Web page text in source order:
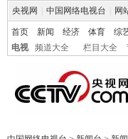
央视网 中国网络电视台 网
首页 新闻 经济 体育 综
电视
频道大全 栏目大全